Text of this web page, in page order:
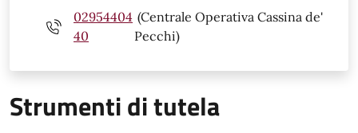
02954404
40
(Centrale Operativa Cassina de'
Pecchi)
Strumenti di tutela